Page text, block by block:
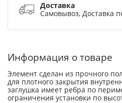
Доставка
Самовывоз, Доставка
Информация о товаре
Элемент сделан из прочного
для плотного закрытия
заглушка имеет ребра по
ограничения установки по